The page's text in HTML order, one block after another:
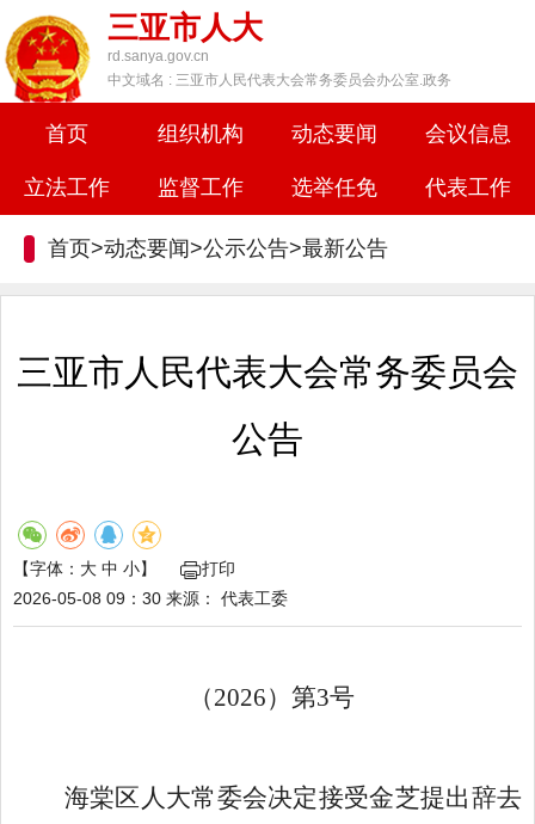
三亚市人大
rd.sanya.gov.cn
中文域名 : 三亚市人民代表大会常务委员会办公室.政务
首页 组织机构 动态要闻 会议信息
立法工作 监督工作 选举任免 代表工作
首页>动态要闻>公示公告>最新公告
三亚市人民代表大会常务委员会
公告
【字体： 大 中 小】
打印
2026-05-08 09：30 来源： 代表工委
（2026）第3号
海棠区人大常委会决定接受金芝提出辞去